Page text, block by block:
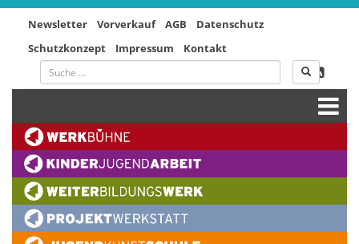
Newsletter Vorverkauf AGB
Datenschutz
Schutzkonzept
Impressum Kontakt